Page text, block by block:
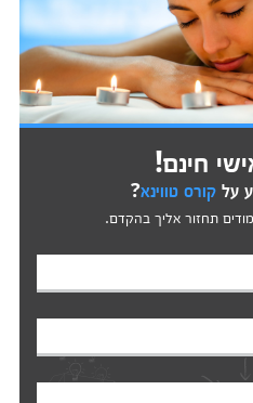
חינם!
על קורס טווינא?
תחזור אליך בהקדם.